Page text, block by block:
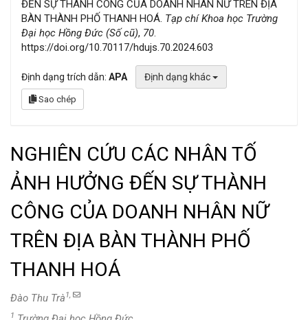
ĐẾN SỰ THÀNH CÔNG CỦA DOANH NHÂN NỮ TRÊN ĐỊA
BÀN THÀNH PHỐ THANH HOÁ. Tạp chí Khoa học Trường
Đại học Hồng Đức (Số cũ), 70
https://doi.org/10.70117/hdujs.70.2024.603
Định dạng trích dẫn: APA Định dạng khác
Sao chép
NGHIÊN CỨU CÁC NHÂN TỐ
ẢNH HƯỞNG ĐẾN SỰ THÀNH
CÔNG CỦA DOANH NHÂN NỮ
TRÊN ĐỊA BÀN THÀNH PHỐ
THANH HOÁ
Đào Thu Trà1,
1